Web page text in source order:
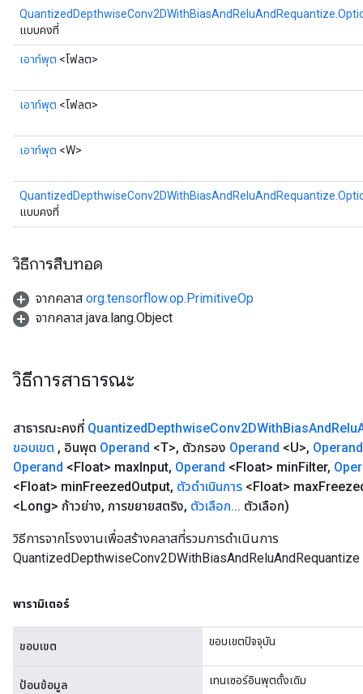
แบบคงที่
เอาท์พุต <โฟลต>
เอาท์พุต <โฟลต>
เอาท์พุต <W>
แบบคงที่
วิธีการสืบทอด
จากคลาส org.tensorflow.op.PrimitiveOp
จากคลาส java.lang.Object
วิธีการสาธารณะ
สาธารณะคงที่ QuantizedDepthwiseConv2DWithBiasAndRelu
ขอบเขต , อินพุต Operand <T>, ตัวกรอง Operand <U>, Operand
Operand <Float> maxInput, Operand <Float> minFilter,
<Float> minFreezedOutput, ตัวดำเนินการ <Float> max
<Long> ก้าวย่าง, การขยายสตริง, ตัวเลือก... ตัวเลือก)
วิธีการจากโรงงานเพื่อสร้างคลาสที่รวมการดำเนินการ
QuantizedDepthwiseConv2DWithBiasAndReluAndRequantize
พารามิเตอร์
ขอบเขต ขอบเขตปัจจุบัน
ป้อนข้อมูล เทนเซอร์อินพุตดั้งเดิม